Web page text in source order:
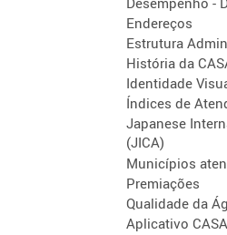
Endereços
Estrutura
História da
Identidade
Índices de
Japanese
(JICA)
Municípios
Premiações
Qualidade da
Aplicativo